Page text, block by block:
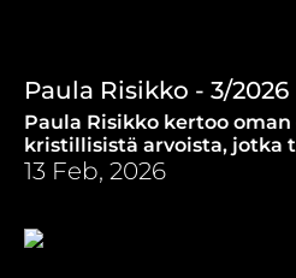
Paula Risikko - 3/2026
Paula Risikko kertoo
kristillisistä arvoista, jotka
arkeansa, kun politiikan
13 Feb, 2026